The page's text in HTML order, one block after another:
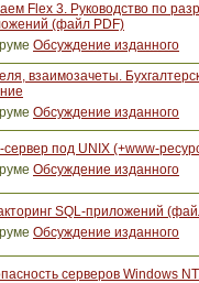
Flex 3. Руководство по
(файл PDF)
Обсуждение изданного
взаимозачеты.
Обсуждение изданного
сервер под UNIX (+www-
Обсуждение изданного
SQL-приложений
Обсуждение изданного
серверов Windows